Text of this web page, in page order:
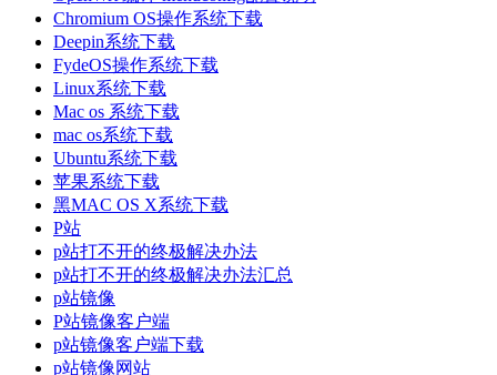
Chromium OS操作系统下载
Deepin系统下载
FydeOS操作系统下载
Linux系统下载
Mac os 系统下载
mac os系统下载
Ubuntu系统下载
苹果系统下载
黑MAC OS X系统下载
P站
p站打不开的终极解决办法
p站打不开的终极解决办法汇总
p站镜像
P站镜像客户端
p站镜像客户端下载
p站镜像网站